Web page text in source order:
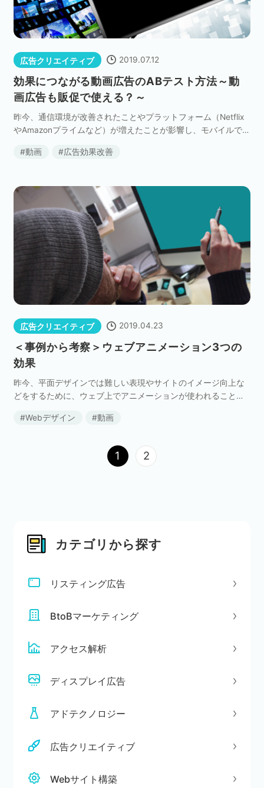
広告クリエイティブ 2019.07.12
効果につながる動画広告のABテスト方法～動
画広告も販促で使える？～
昨今、通信環境が改善されたことやプラットフォーム（Netflix
やAmazonプライムなど）が増えたことが影響し、モバイルで動
長しています。
動画 広告効果改善
広告クリエイティブ 2019.04.23
＜事例から考察＞ウェブアニメーション3つの
効果
昨今、平面デザインでは難しい表現やサイトのイメージ向上な
どをするために、ウェブ上でアニメーションが使われることが
アニメーションを使うと効果的なのか、事例を通して紹 […]
Webデザイン 動画
1 2
カテゴリから探す
リスティング広告
BtoBマーケティング
アクセス解析
ディスプレイ広告
アドテクノロジー
広告クリエイティブ
Webサイト構築